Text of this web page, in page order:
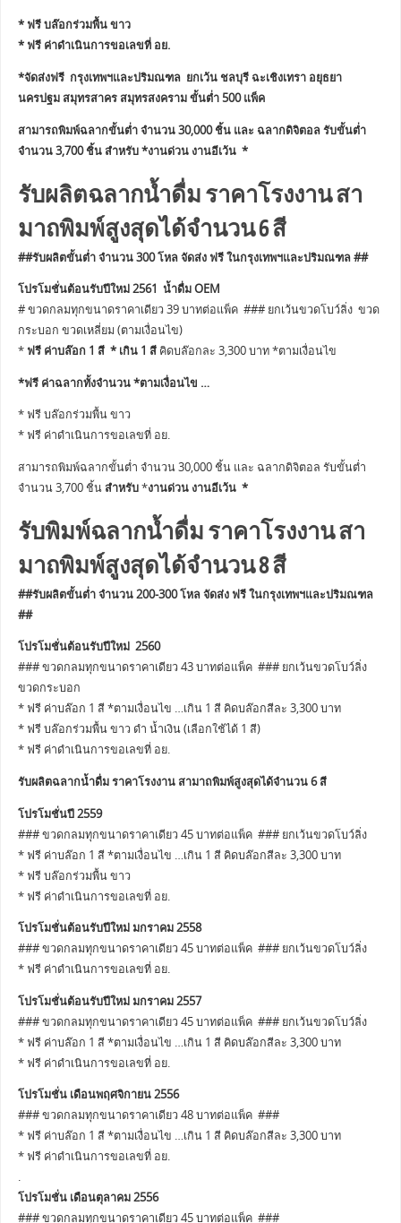
* ฟรี บล๊อกร่วมพื้น ขาว
* ฟรี ค่าดำเนินการขอเลขที่ อย.
*จัดส่งฟรี กรุงเทพฯและปริมณฑล ยกเว้น ชลบุรี ฉะเชิงเทรา อยุธยา
นครปฐม สมุทรสาคร สมุทรสงคราม ขั้นต่ำ 500 แพ็ค
สามารถพิมพ์ฉลากขั้นต่ำ จำนวน 30,000 ชิ้น และ ฉลากดิจิตอล รับขั้นต่ำ
จำนวน 3,700 ชิ้น สำหรับ *งานด่วน งานอีเว้น *
รับผลิตฉลากน้ำดื่ม ราคาโรงงาน สา
มาถพิมพ์สูงสุดได้จำนวน 6 สี
##รับผลิตขั้นต่ำ จำนวน 300 โหล จัดส่ง ฟรี ในกรุงเทพฯและปริมณฑล ##
โปรโมชั่นต้อนรับปีใหม่ 2561 น้ำดื่ม OEM
# ขวดกลมทุกขนาดราคาเดียว 39 บาทต่อแพ็ค ### ยกเว้นขวดโบว์ลิ่ง ขวด
กระบอก ขวดเหลี่ยม (ตามเงื่อนไข)
*ฟรี ค่าบล๊อก 1 สี * เกิน 1 สี คิดบล๊อกละ 3,300 บาท *ตามเงื่อนไข
*ฟรี ค่าฉลากทั้งจำนวน *ตามเงื่อนไข …
* ฟรี บล๊อกร่วมพื้น ขาว
* ฟรี ค่าดำเนินการขอเลขที่ อย.
สามารถพิมพ์ฉลากขั้นต่ำ จำนวน 30,000 ชิ้น และ ฉลากดิจิตอล รับขั้นต่ำ
จำนวน 3,700 ชิ้นสำหรับ*งานด่วน งานอีเว้น *
รับพิมพ์ฉลากน้ำดื่ม ราคาโรงงาน สา
มาถพิมพ์สูงสุดได้จำนวน 8 สี
##รับผลิตขั้นต่ำ จำนวน 200-300 โหล จัดส่ง ฟรี ในกรุงเทพฯและปริมณฑล
##
โปรโมชั่นต้อนรับปีใหม่ 2560
### ขวดกลมทุกขนาดราคาเดียว 43 บาทต่อแพ็ค ### ยกเว้นขวดโบว์ลิ่ง
ขวดกระบอก
* ฟรี ค่าบล๊อก 1 สี *ตามเงื่อนไข …เกิน 1 สี คิดบล๊อกสีละ 3,300 บาท
* ฟรี บล๊อกร่วมพื้น ขาว ดำ น้ำเงิน (เลือกใช้ได้ 1 สี)
* ฟรี ค่าดำเนินการขอเลขที่ อย.
รับผลิตฉลากน้ำดื่ม ราคาโรงงาน สามาถพิมพ์สูงสุดได้จำนวน 6 สี
โปรโมชั่นปี 2559
### ขวดกลมทุกขนาดราคาเดียว 45 บาทต่อแพ็ค ### ยกเว้นขวดโบว์ลิ่ง
* ฟรี ค่าบล๊อก 1 สี *ตามเงื่อนไข …เกิน 1 สี คิดบล๊อกสีละ 3,300 บาท
* ฟรี บล๊อกร่วมพื้น ขาว
* ฟรี ค่าดำเนินการขอเลขที่ อย.
โปรโมชั่นต้อนรับปีใหม่ มกราคม 2558
### ขวดกลมทุกขนาดราคาเดียว 45 บาทต่อแพ็ค ### ยกเว้นขวดโบว์ลิ่ง
* ฟรี ค่าดำเนินการขอเลขที่ อย.
โปรโมชั่นต้อนรับปีใหม่ มกราคม 2557
### ขวดกลมทุกขนาดราคาเดียว 45 บาทต่อแพ็ค ### ยกเว้นขวดโบว์ลิ่ง
* ฟรี ค่าบล๊อก 1 สี *ตามเงื่อนไข …เกิน 1 สี คิดบล๊อกสีละ 3,300 บาท
* ฟรี ค่าดำเนินการขอเลขที่ อย.
โปรโมชั่น เดือนพฤศจิกายน 2556
### ขวดกลมทุกขนาดราคาเดียว 48 บาทต่อแพ็ค ###
* ฟรี ค่าบล๊อก 1 สี *ตามเงื่อนไข …เกิน 1 สี คิดบล๊อกสีละ 3,300 บาท
* ฟรี ค่าดำเนินการขอเลขที่ อย.
.
โปรโมชั่น เดือนตุลาคม 2556
### ขวดกลมทุกขนาดราคาเดียว 45 บาทต่อแพ็ค ###